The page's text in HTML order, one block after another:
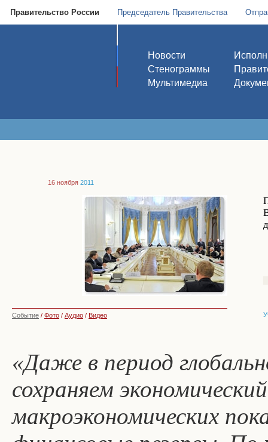
Правительство России Председатель Правительства
Новости
Стенограммы
Мультимедиа
16 ноября 2011
Событие / Фото / Аудио / Видео
«Даже в период
сохраняем
макроэкономических